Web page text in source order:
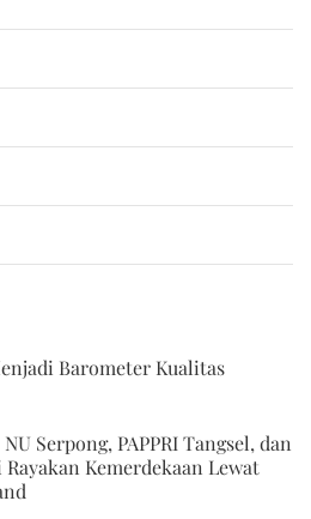
Barometer Kualitas
Serpong, PAPPRI Tangsel, dan
Kemerdekaan Lewat